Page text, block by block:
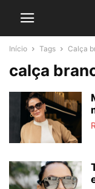
Início Tags Calça
calça